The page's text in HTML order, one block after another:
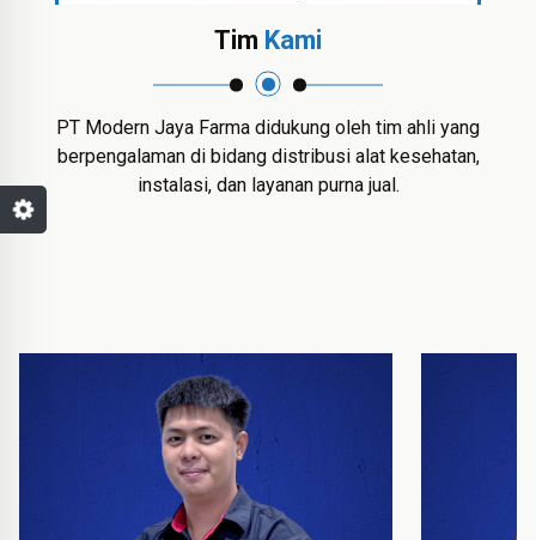
Tim Kami
PT Modern Jaya Farma didukung oleh tim ahli yang
berpengalaman di bidang distribusi alat kesehatan,
instalasi, dan layanan purna jual.